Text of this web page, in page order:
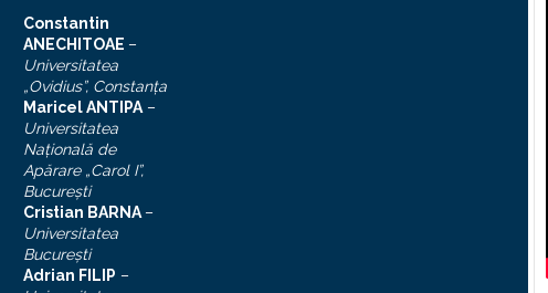
Constantin
ANECHITOAE –
Universitatea
„Ovidius”, Constanţa
Maricel ANTIPA –
Universitatea
Naţională de
Apărare „Carol I”,
Bucureşti
Cristian BARNA –
Universitatea
Bucureşti
Adrian FILIP –